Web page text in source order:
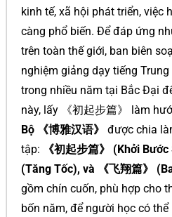
kinh tế, xã hội phát triển, việc
càng phổ biến. Để đáp ứng
trên toàn thế giới, ban biên
nghiệm giảng dạy tiếng
trong nhiều năm tại Bắc Đại
này, lấy 《初起步篇》 làm
Bộ 《博雅汉语》
được chia
tập:
《初起步篇》 (Khởi
(Tăng Tốc), và 《飞翔篇》
gồm chín cuốn, phù hợp cho
bốn năm, để người học có